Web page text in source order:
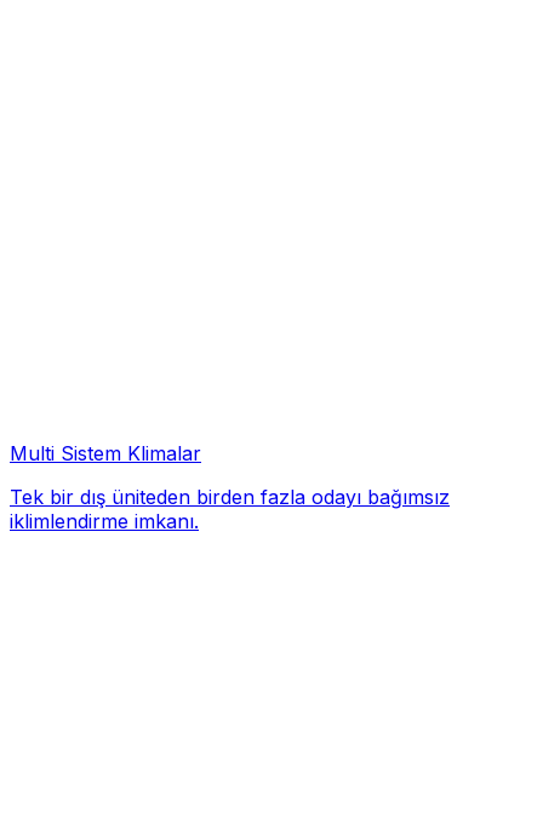
Multi Sistem Klimalar
Tek bir dış üniteden birden fazla odayı bağımsız
iklimlendirme imkanı.